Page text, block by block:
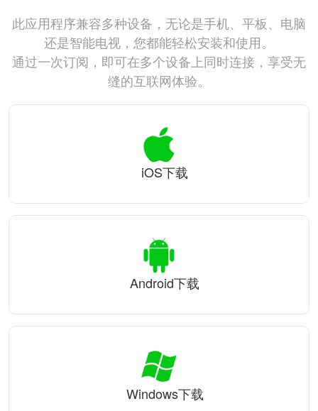
此应用程序兼容多种设备，无论是手机、平板、电脑
还是智能电视，您都能轻松安装和使用。
通过一次订阅，即可在多个设备上同时连接，享受无
缝的互联网体验。
iOS下载
Android下载
Windows下载